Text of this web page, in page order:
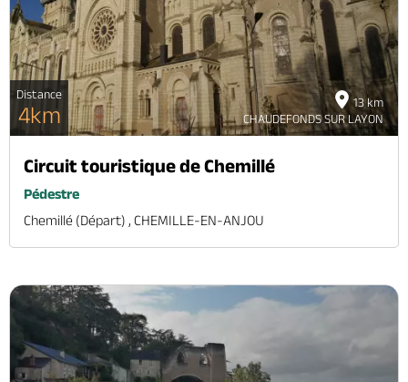
13 km
CHAUDEFONDS SUR LAYON
Distance
4km
Circuit touristique de Chemillé
Pédestre
Chemillé (départ) , CHEMILLE-EN-ANJOU